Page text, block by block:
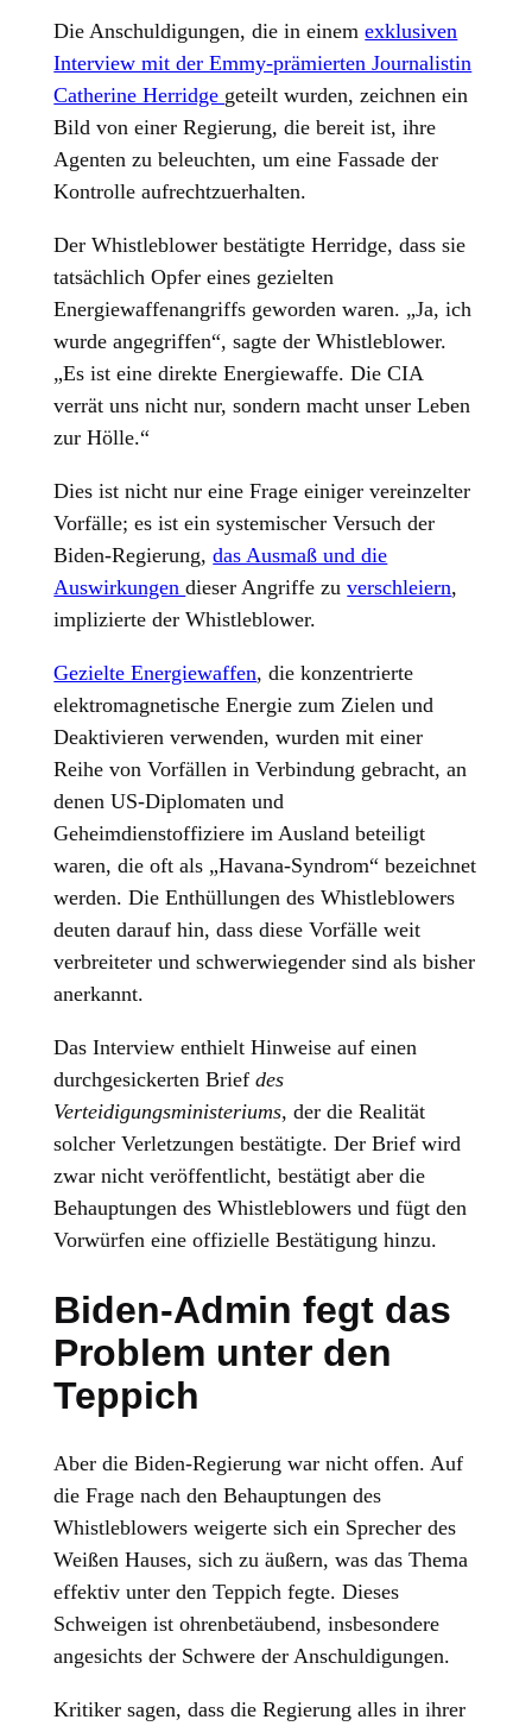
Die Anschuldigungen, die in einemexklusiven
Interview mit der Emmy-prämierten Journalistin
Catherine Herridge geteilt wurden, zeichnen ein
Bild von einer Regierung, die bereit ist, ihre
Agenten zu beleuchten, um eine Fassade der
Kontrolle aufrechtzuerhalten.
Der Whistleblower bestätigte Herridge, dass sie
tatsächlich Opfer eines gezielten
Energiewaffenangriffs geworden waren. „Ja, ich
wurde angegriffen“, sagte der Whistleblower.
„Es ist eine direkte Energiewaffe. Die CIA
verrät uns nicht nur, sondern macht unser Leben
zur Hölle.“
Dies ist nicht nur eine Frage einiger vereinzelter
Vorfälle; es ist ein systemischer Versuch der
Biden-Regierung,das Ausmaß und die
Auswirkungendieser Angriffe zuverschleiern,
implizierte der Whistleblower.
Gezielte Energiewaffen, die konzentrierte
elektromagnetische Energie zum Zielen und
Deaktivieren verwenden, wurden mit einer
Reihe von Vorfällen in Verbindung gebracht, an
denen US-Diplomaten und
Geheimdienstoffiziere im Ausland beteiligt
waren, die oft als „Havana-Syndrom“ bezeichnet
werden. Die Enthüllungen des Whistleblowers
deuten darauf hin, dass diese Vorfälle weit
verbreiteter und schwerwiegender sind als bisher
anerkannt.
Das Interview enthielt Hinweise auf einen
durchgesickerten Briefdes
Verteidigungsministeriums, der die Realität
solcher Verletzungen bestätigte. Der Brief wird
zwar nicht veröffentlicht, bestätigt aber die
Behauptungen des Whistleblowers und fügt den
Vorwürfen eine offizielle Bestätigung hinzu.
Biden-Admin fegt das
Problem unter den
Teppich
Aber die Biden-Regierung war nicht offen. Auf
die Frage nach den Behauptungen des
Whistleblowers weigerte sich ein Sprecher des
Weißen Hauses, sich zu äußern, was das Thema
effektiv unter den Teppich fegte. Dieses
Schweigen ist ohrenbetäubend, insbesondere
angesichts der Schwere der Anschuldigungen.
Kritiker sagen, dass die Regierung alles in ihrer